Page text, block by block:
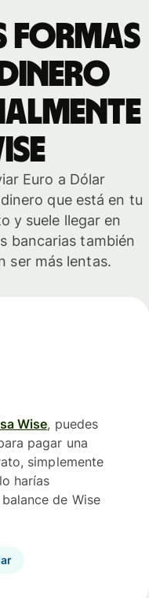
formas
Euro a Dólar
que está en tu
y suele llegar en
bancarias también
ser más lentas.
Wise, puedes
pagar una
simplemente
harías
de Wise